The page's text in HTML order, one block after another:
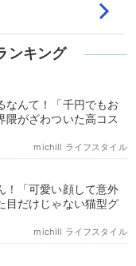
ンキング
なんて！「千円でもお
隈がざわついた高コス
michill ライフスタイル
！「可愛い顔して意外
目だけじゃない猫型グ
michill ライフスタイル